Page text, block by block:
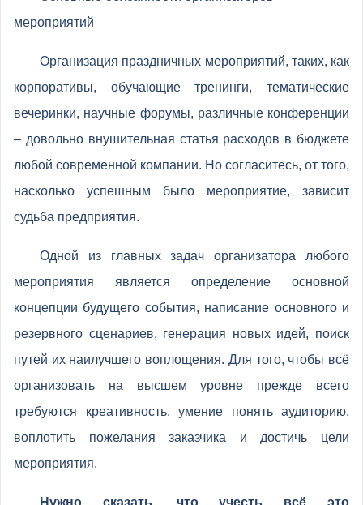
мероприятий
Организация праздничных мероприятий, таких, как
корпоративы, обучающие тренинги, тематические
вечеринки, научные форумы, различные конференции
– довольно внушительная статья расходов в бюджете
любой современной компании. Но согласитесь, от того,
насколько успешным было мероприятие, зависит
судьба предприятия.
Одной из главных задач организатора любого
мероприятия является определение основной
концепции будущего события, написание основного и
резервного сценариев, генерация новых идей, поиск
путей их наилучшего воплощения. Для того, чтобы всё
организовать на высшем уровне прежде всего
требуются креативность, умение понять аудиторию,
воплотить пожелания заказчика и достичь цели
мероприятия.
Нужно сказать, что учесть всё это